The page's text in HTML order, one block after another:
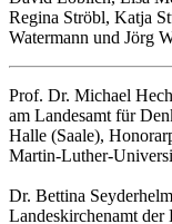
Regina Ströbl, Katja
Watermann und Jörg
Prof. Dr. Michael
am Landesamt für
Halle (Saale),
Martin-Luther-
Dr. Bettina
Landeskirchenamt